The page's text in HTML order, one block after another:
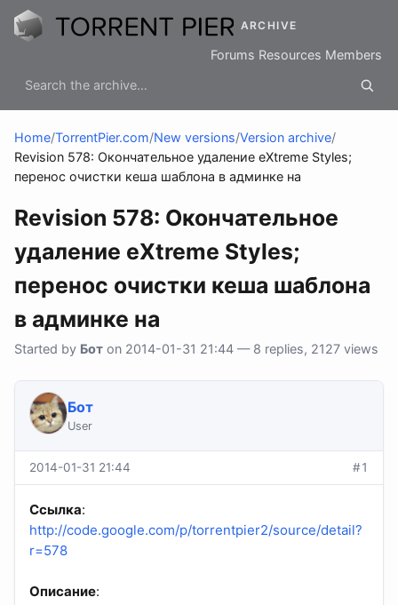
ARCHIVE
Forums Resources Members
Home/TorrentPier.com/New versions/Version archive/
Revision 578: Окончательное удаление eXtreme Styles;
перенос очистки кеша шаблона в админке на
Revision 578: Окончательное
удаление eXtreme Styles;
перенос очистки кеша шаблона
в админке на
Started by Бот on 2014-01-31 21:44 — 8 replies, 2127 views
Бот
User
2014-01-31 21:44 #1
Ссылка:
http://code.google.com/p/torrentpier2/source/detail?
r=578
Описание: